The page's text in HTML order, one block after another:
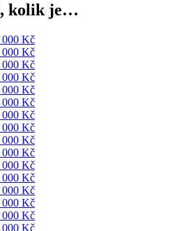
kolik je…
000 Kč
000 Kč
000 Kč
000 Kč
000 Kč
000 Kč
000 Kč
000 Kč
000 Kč
000 Kč
000 Kč
000 Kč
000 Kč
000 Kč
000 Kč
000 Kč